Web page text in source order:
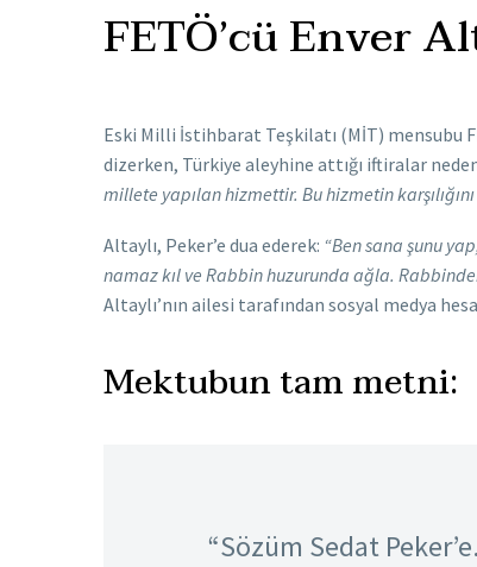
FETÖ’cü Enver
Eski Milli İstihbarat Teşkilatı (MİT) mensubu
dizerken, Türkiye aleyhine attığı iftiralar
millete yapılan hizmettir. Bu hizmetin
Altaylı, Peker’e dua ederek: “Ben sana şunu
namaz kıl ve Rabbin huzurunda ağla.
Altaylı’nın ailesi tarafından sosyal medya
Mektubun tam metni:
“Sözüm Sedat